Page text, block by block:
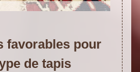
favorables pour
de tapis